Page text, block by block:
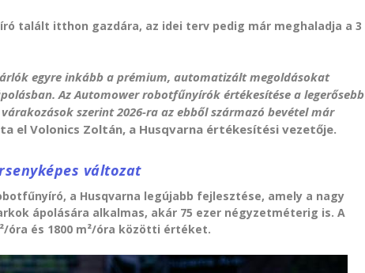
talált itthon gazdára, az idei terv pedig már meghaladja a 3
egyre inkább a prémium, automatizált megoldásokat
Az Automower robotfűnyírók értékesítése a legerősebb
szerint 2026-ra az ebből származó bevétel már
el Volonics Zoltán, a Husqvarna értékesítési vezetője.
változat
a Husqvarna legújabb fejlesztése, amely a nagy
ápolására alkalmas, akár 75 ezer négyzetméterig is. A
óra és 1800 m²/óra közötti értéket.